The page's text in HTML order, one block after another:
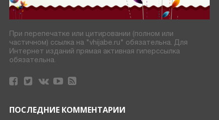
При перепечатке или цитировании (полном или
частичном) ссылка на "vhijabe.ru" обязательна. Для
Интернет изданий прямая активная гиперссылка
обязательна.
ПОСЛЕДНИЕ КОММЕНТАРИИ